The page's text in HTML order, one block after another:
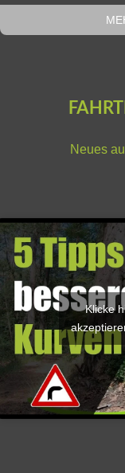
Neues
Klicke